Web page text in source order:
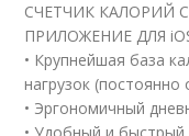
СЧЕТЧИК КАЛОРИЙ
ПРИЛОЖЕНИЕ ДЛЯ
• Крупнейшая база
нагрузок
• Эргономичный